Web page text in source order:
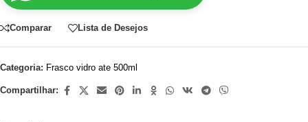
Comparar Lista de Desejos
Categoria: Frasco vidro ate 500ml
Compartilhar: